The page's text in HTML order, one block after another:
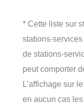
* Cette liste sur
stations-services
de stations-
peut comporter
L’affichage sur
en aucun cas